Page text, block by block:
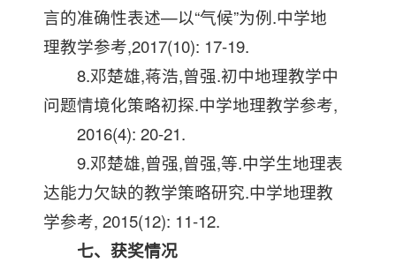
言的准确性表述—以“气候”为例.中学地
理教学参考,2017(10): 17-19.
8.邓楚雄,蒋浩,曾强.初中地理教学中
问题情境化策略初探.中学地理教学参考,
2016(4): 20-21.
9.邓楚雄,曾强,曾强,等.中学生地理表
达能力欠缺的教学策略研究.中学地理教
学参考, 2015(12): 11-12.
七、获奖情况